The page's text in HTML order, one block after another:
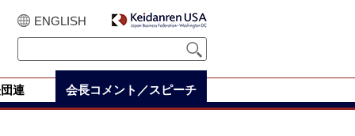
ENGLISH
連 会長コメント／スピーチ